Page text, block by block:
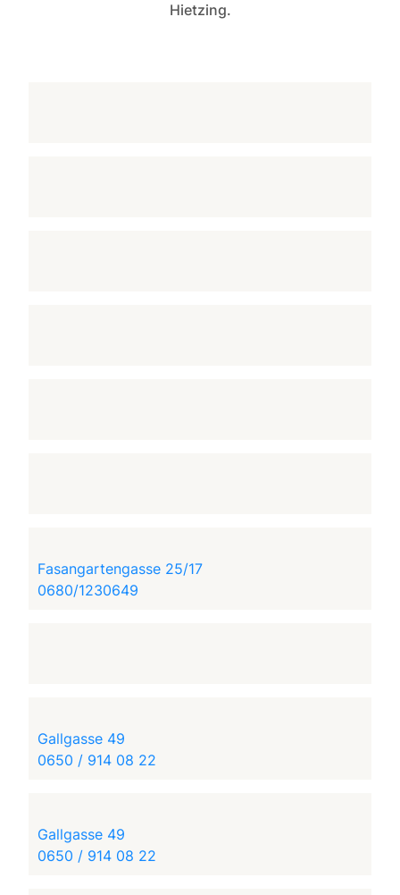
Hietzing.
Fasangartengasse 25/17
0680/1230649
Gallgasse 49
0650 / 914 08 22
Gallgasse 49
0650 / 914 08 22